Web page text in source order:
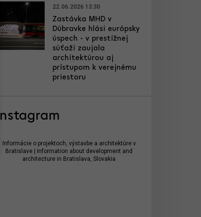
22.06.2026 13:30
Zastávka MHD v
Dúbravke hlási európsky
úspech - v prestížnej
súťaži zaujala
architektúrou aj
prístupom k verejnému
priestoru
Instagram
Informácie o projektoch, výstavbe a architektúre v
Bratislave | Information about development and
architecture in Bratislava, Slovakia